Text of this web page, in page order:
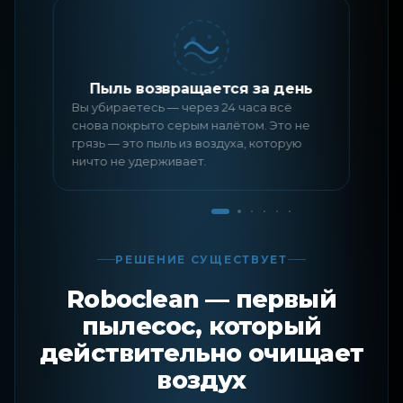
Пыль возвращается за день
Вы убираетесь — через 24 часа всё
снова покрыто серым налётом. Это не
грязь — это пыль из воздуха, которую
ничто не удерживает.
РЕШЕНИЕ СУЩЕСТВУЕТ
Roboclean — первый
пылесос, который
действительно очищает
воздух